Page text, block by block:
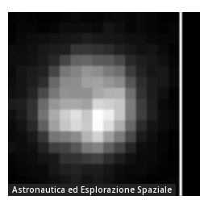
Astronautica ed Esplorazione Spaziale